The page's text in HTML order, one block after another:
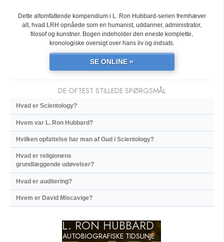
Dette altomfattende kompendium i L. Ron Hubbard-serien fremhæver
alt, hvad LRH opnåede som en humanist, uddanner, administrator,
filosof og kunstner. Bogen indeholder den eneste komplette,
kronologiske oversigt over hans liv og indsats.
SE ONLINE »
DE OFTEST STILLEDE SPØRGSMÅL
Hvad er Scientology?
Hvem var L. Ron Hubbard?
Hvilken opfattelse har man af Gud i Scientology?
Hvad er religionens
grundlæggende udøvelser?
Hvad er auditering?
Hvem er David Miscavige?
L. RON HUBBARD
AUTOBIOGRAFISKE TIDSLINJE